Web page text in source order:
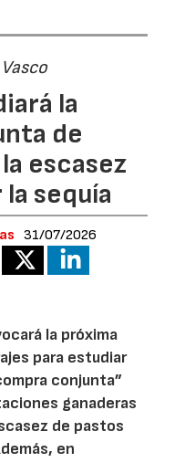
la
de
escasez
sequía
31/07/2026
la próxima
para estudiar
conjunta”
ganaderas
de pastos
en